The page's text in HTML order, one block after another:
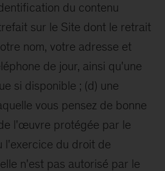
du contenu
sur le Site dont le retrait
nom, votre adresse et
de jour, ainsi qu'une
si disponible ; (d) une
vous pensez de bonne
l'œuvre protégée par le
l'exercice du droit de
n'est pas autorisé par le